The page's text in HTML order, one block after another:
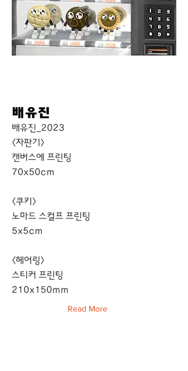
배유진
배유진_2023
<자판기>
캔버스에 프린팅
70x50cm
<쿠키>
노마드 스컬프 프린팅
5x5cm
<헤어링>
스티커 프린팅
210x150mm
Read More